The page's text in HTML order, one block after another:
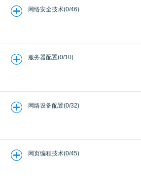
网络安全技术(0/46)
服务器配置(0/10)
网络设备配置(0/32)
网页编程技术(0/45)